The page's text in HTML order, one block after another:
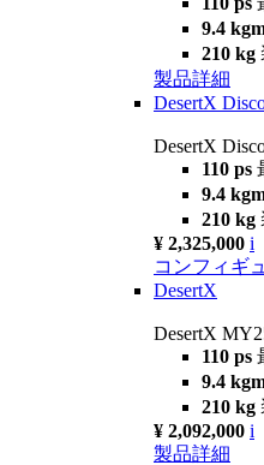
9.4
210 kg
製品詳細
DesertX
DesertX
110 ps
9.4
210 kg
¥ 2,325,000 i
コンフィギ
DesertX
DesertX
110 ps
9.4
210 kg
¥ 2,092,000 i
製品詳細